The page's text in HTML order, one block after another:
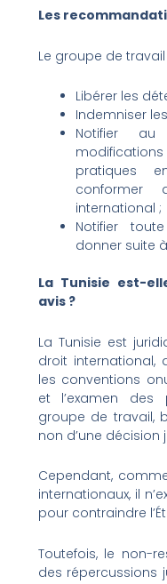
Les
Le groupe de travail
Libérer les
Indemniser
Notifier
pratiques
conformer
international ;
Notifier
donner suite
La Tunisie est-
avis ?
La Tunisie est
droit international,
les conventions
et l’examen des
groupe de travail,
non d’une décision
Cependant,
internationaux, il
pour contraindre
Toutefois, le non-
des répercussions